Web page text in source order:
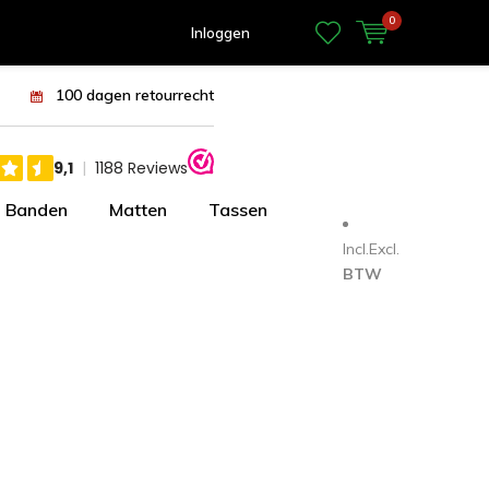
Inloggen
0
100 dagen retourrecht
Banden Matten Tassen
Incl.Excl.
BTW